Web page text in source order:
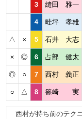
3 縫田 雅一
4 畦坪 孝雄
△ × 5 石井 大志
× ◎ 6 占部 健太
◎ ○ 7 西村 義正
○ △ 8 篠崎 実
西村が持ち前のテク